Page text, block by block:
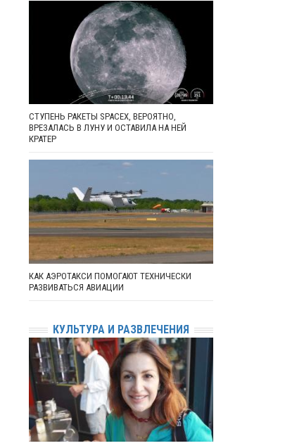
СТУПЕНЬ РАКЕТЫ SPACEX, ВЕРОЯТНО,
ВРЕЗАЛАСЬ В ЛУНУ И ОСТАВИЛА НА НЕЙ
КРАТЕР
КАК АЭРОТАКСИ ПОМОГАЮТ ТЕХНИЧЕСКИ
РАЗВИВАТЬСЯ АВИАЦИИ
КУЛЬТУРА И РАЗВЛЕЧЕНИЯ